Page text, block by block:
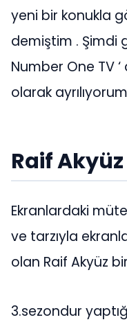
yeni bir konukla
demiştim . Şimdi
Number One TV
olarak
Raif
Ekranlardaki
ve tarzıyla
olan Raif Akyüz
3.sezondur